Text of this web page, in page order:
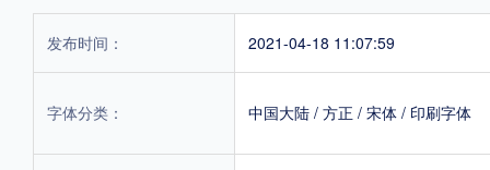
发布时间： 2021-04-18 11:07:59
字体分类： 中国大陆 / 方正 / 宋体 / 印刷字体